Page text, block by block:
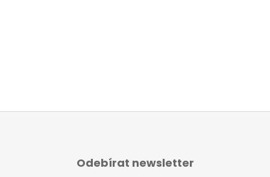
Odebírat newsletter